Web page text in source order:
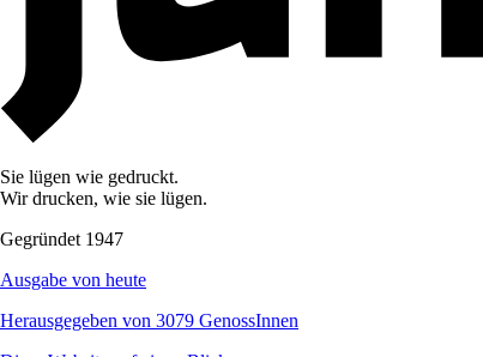
Sie lügen wie gedruckt.
Wir drucken, wie sie lügen.
Gegründet 1947
Ausgabe von heute
Herausgegeben von 3079 GenossInnen